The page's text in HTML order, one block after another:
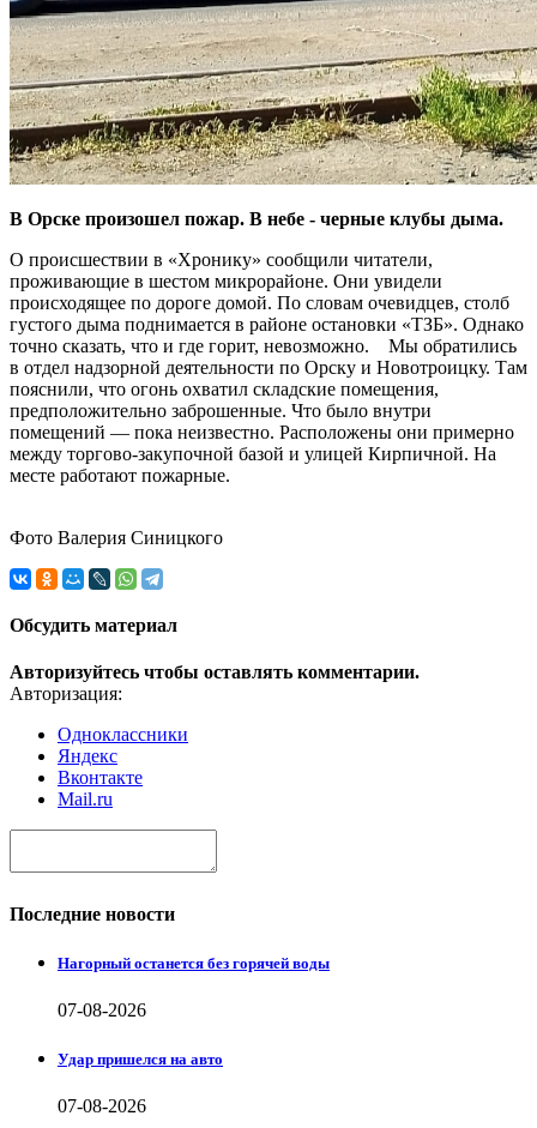
В Орске произошел пожар. В небе - черные клубы дыма.
О происшествии в «Хронику» сообщили читатели,
проживающие в шестом микрорайоне. Они увидели
происходящее по дороге домой. По словам очевидцев, столб
густого дыма поднимается в районе остановки «ТЗБ». Однако
точно сказать, что и где горит, невозможно. Мы обратились
в отдел надзорной деятельности по Орску и Новотроицку. Там
пояснили, что огонь охватил складские помещения,
предположительно заброшенные. Что было внутри
помещений — пока неизвестно. Расположены они примерно
между торгово-закупочной базой и улицей Кирпичной. На
месте работают пожарные.
Фото Валерия Синицкого
Обсудить материал
Авторизуйтесь чтобы оставлять комментарии.
Авторизация:
Одноклассники
Яндекс
Вконтакте
Mail.ru
Последние новости
Нагорный останется без горячей воды
07-08-2026
Удар пришелся на авто
07-08-2026